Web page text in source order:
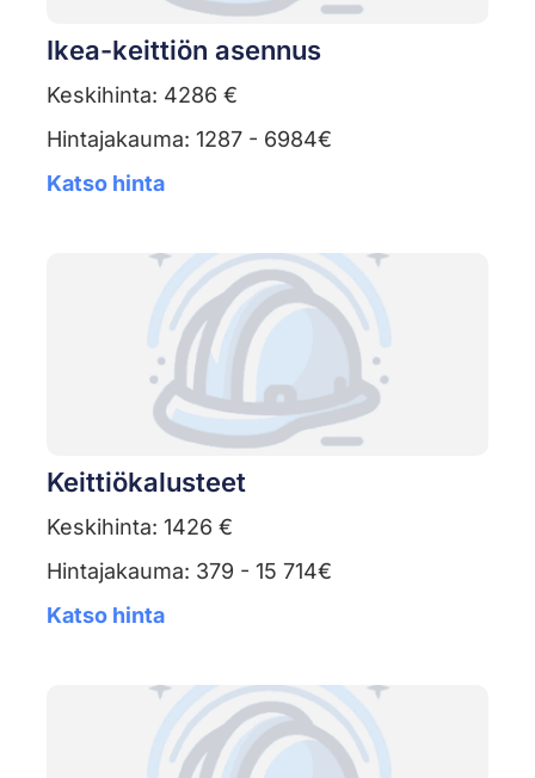
Ikea-keittiön asennus
Keskihinta: 4286 €
Hintajakauma: 1287 - 6984€
Katso hinta
Keittiökalusteet
Keskihinta: 1426 €
Hintajakauma: 379 - 15 714€
Katso hinta